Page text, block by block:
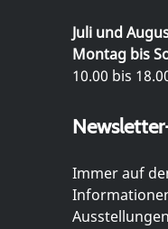
Juli und
Montag bis
10.00 bis
Immer auf